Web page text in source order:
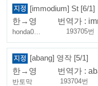
[immodium] St [6/1]
한→영
번역가 :
honda0… 193705번
[abang] 영작 [5/1]
한→영
번역가 :
반토막 193704번